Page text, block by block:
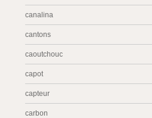
canalina
cantons
caoutchouc
capot
capteur
carbon